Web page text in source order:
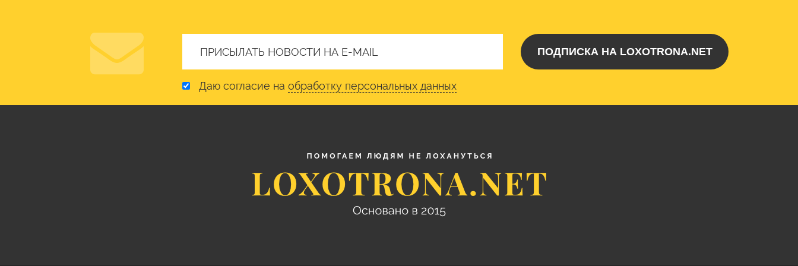
Даю согласие на обработку персональных данных
ПОДПИСКА НА LOXOTRONA.NET